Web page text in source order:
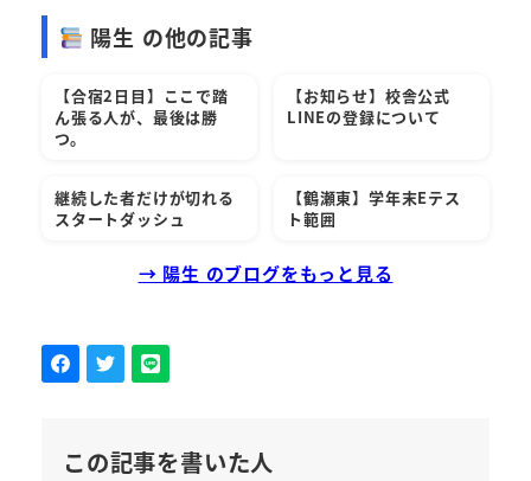
陽生 の他の記事
【合宿2日目】ここで踏
ん張る人が、最後は勝
つ。
【お知らせ】校舎公式
LINEの登録について
継続した者だけが切れる
スタートダッシュ
【鶴瀬東】学年末Eテス
ト範囲
→ 陽生 のブログをもっと見る
この記事を書いた人